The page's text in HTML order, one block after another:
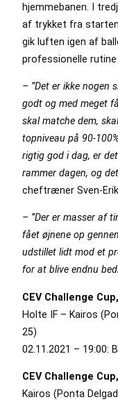
hjemmebanen. I
af trykket fra
gik luften igen af
professionelle
– ”Det er ikke nogen
godt og med meget
skal matche dem,
topniveau på 90-
rigtig god i dag, er
rammer dagen, og
cheftræner Sven-
– ”Der er masser af
fået øjnene op
udstillet lidt mod et
for at blive endnu
CEV Challenge
Holte IF – Kairos
25)
02.11.2021 – 19:00:
CEV Challenge
Kairos (Ponta